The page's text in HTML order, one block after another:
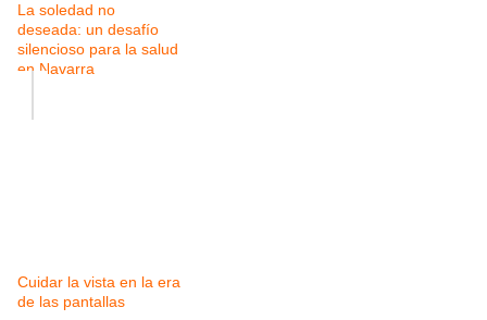
La soledad no
deseada: un desafío
silencioso para la salud
en Navarra
Cuidar la vista en la era
de las pantallas